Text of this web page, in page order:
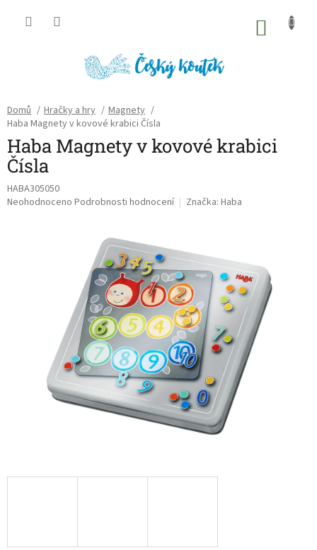
Domů / Hračky a hry / Magnety /
Haba Magnety v kovové krabici Čísla
Haba Magnety v kovové krabici
Čísla
HABA305050
Průměrné
Neohodnoceno Podrobnosti hodnocení Značka: Haba